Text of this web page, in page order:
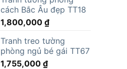
cách Bắc Âu đẹp TT18
1,800,000 ₫
Tranh treo tường
phòng ngủ bé gái TT67
1,755,000 ₫